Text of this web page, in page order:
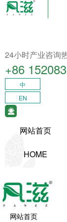
24小时产业咨询
+86
中
EN
网站首页
HOME
网站首页